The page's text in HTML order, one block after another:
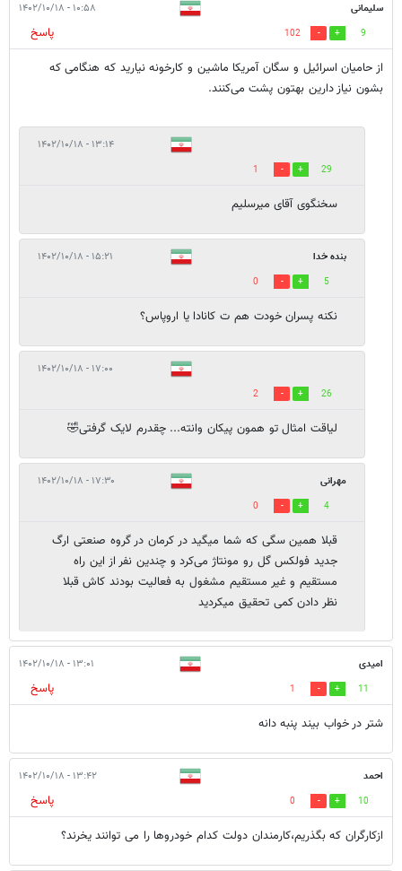
سلیمانی ۱۰:۵۸ - ۱۴۰۲/۱۰/۱۸
9
102
پاسخ
از حامیان اسرائیل و سگان آمریکا ماشین و کارخونه نیارید که هنگامی که
بشون نیاز دارین بهتون پشت می‌کنند.
۱۳:۱۴ - ۱۴۰۲/۱۰/۱۸
29
1
سخنگوی آقای میرسلیم
بنده خدا ۱۵:۲۱ - ۱۴۰۲/۱۰/۱۸
5
0
نکنه پسران خودت هم ت کانادا یا اروپاس؟
۱۷:۰۰ - ۱۴۰۲/۱۰/۱۸
26
2
لیاقت امثال تو همون پیکان وانته... چقدرم لایک گرفتی🤣
مهرانی ۱۷:۳۰ - ۱۴۰۲/۱۰/۱۸
4
0
قبلا همین سگی که شما میگید در کرمان در گروه صنعتی ارگ
جدید فولکس گل رو مونتاژ می‌کرد و چندین نفر از این راه
مستقیم و غیر مستقیم مشغول به فعالیت بودند کاش قبلا
نظر دادن کمی تحقیق میکردید
امیدی ۱۳:۰۱ - ۱۴۰۲/۱۰/۱۸
11
1
پاسخ
شتر در خواب بیند پنبه دانه
احمد ۱۳:۴۲ - ۱۴۰۲/۱۰/۱۸
10
0
پاسخ
ازکارگران که بگذریم،کارمندان دولت کدام خودروها را می توانند یخرند؟